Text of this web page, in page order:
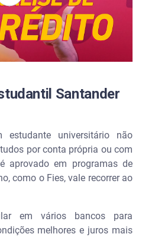
Santander
estudante universitário não
por conta própria ou com
em programas de
como o Fies, vale recorrer ao
em vários bancos para
melhores e juros mais